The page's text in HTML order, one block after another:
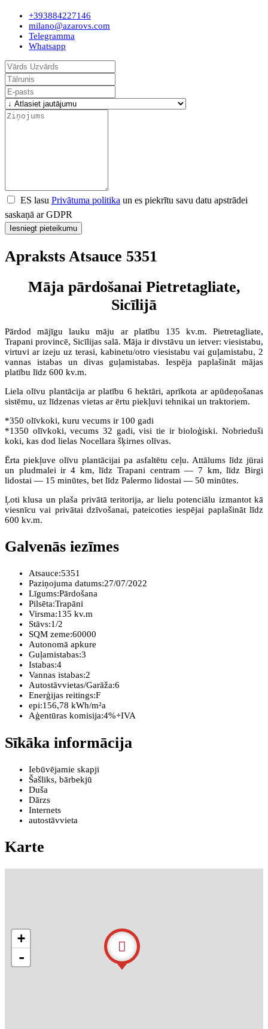
+393884227146
milano@azarovs.com
Telegramma
Whatsapp
ES lasu Privātuma politika un es piekrītu savu datu apstrādei
saskaņā ar GDPR
Iesniegt pieteikumu
Apraksts Atsauce 5351
Māja pārdošanai Pietretagliate,
Sicīlijā
Pārdod mājīgu lauku māju ar platību 135 kv.m. Pietretagliate,
Trapani provincē, Sicīlijas salā. Māja ir divstāvu un ietver: viesistabu,
virtuvi ar izeju uz terasi, kabinetu/otro viesistabu vai guļamistabu, 2
vannas istabas un divas guļamistabas. Iespēja paplašināt mājas
platību līdz 600 kv.m.
Liela olīvu plantācija ar platību 6 hektāri, aprīkota ar apūdeņošanas
sistēmu, uz līdzenas vietas ar ērtu piekļuvi tehnikai un traktoriem.
*350 olīvkoki, kuru vecums ir 100 gadi
*1350 olīvkoki, vecums 32 gadi, visi tie ir bioloģiski. Nobrieduši
koki, kas dod lielas Nocellara šķirnes olīvas.
Ērta piekļuve olīvu plantācijai pa asfaltētu ceļu. Attālums līdz jūrai
un pludmalei ir 4 km, līdz Trapani centram — 7 km, līdz Birgi
lidostai — 15 minūtes, bet līdz Palermo lidostai — 50 minūtes.
Ļoti klusa un plaša privātā teritorija, ar lielu potenciālu izmantot kā
viesnīcu vai privātai dzīvošanai, pateicoties iespējai paplašināt līdz
600 kv.m.
Galvenās iezīmes
Atsauce:5351
Paziņojuma datums:27/07/2022
Līgums:Pārdošana
Pilsēta:Trapāni
Virsma:135 kv.m
Stāvs:1/2
SQM zeme:60000
Autonomā apkure
Guļamistabas:3
Istabas:4
Vannas istabas:2
Autostāvvietas/Garāža:6
Enerģijas reitings:F
epi:156,78 kWh/m²a
Aģentūras komisija:4%+IVA
Sīkāka informācija
Iebūvējamie skapji
Šašliks, bārbekjū
Duša
Dārzs
Internets
autostāvvieta
Karte
+
-